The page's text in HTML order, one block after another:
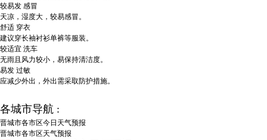
较易发 感冒
天凉，湿度大，较易感冒。
舒适 穿衣
建议穿长袖衬衫单裤等服装。
较适宜 洗车
无雨且风力较小，易保持清洁度。
易发 过敏
应减少外出，外出需采取防护措施。
各城市导航 :
晋城市各市区今日天气预报
晋城市各市区天气预报